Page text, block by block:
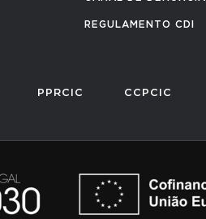
REGULAMENTO CDI
PPRCIC
CCPCIC